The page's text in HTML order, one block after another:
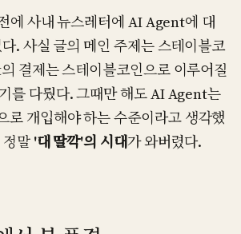
에 사내 뉴스레터에 AI Agent에 대
. 사실 글의 메인 주제는 스테이블코
결제는 스테이블코인으로 이루어질
를 다뤘다. 그때만 해도 AI Agent는
로 개입해야 하는 수준이라고 생각했
말 '대 딸깍'의 시대가 와버렸다.